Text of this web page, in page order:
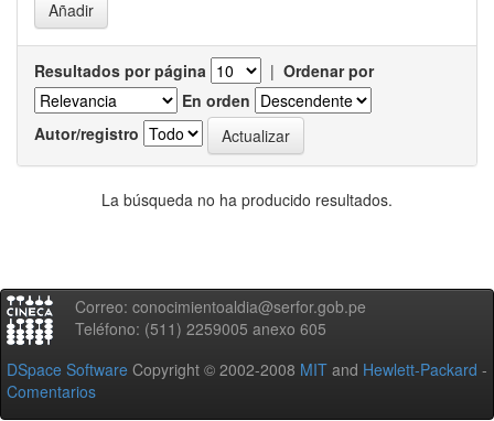
Resultados por página | Ordenar por
En orden
Autor/registro
La búsqueda no ha producido resultados.
Correo: conocimientoaldia@serfor.gob.pe
Teléfono: (511) 2259005 anexo 605
DSpace Software Copyright © 2002-2008 MIT and Hewlett-Packard -
Comentarios